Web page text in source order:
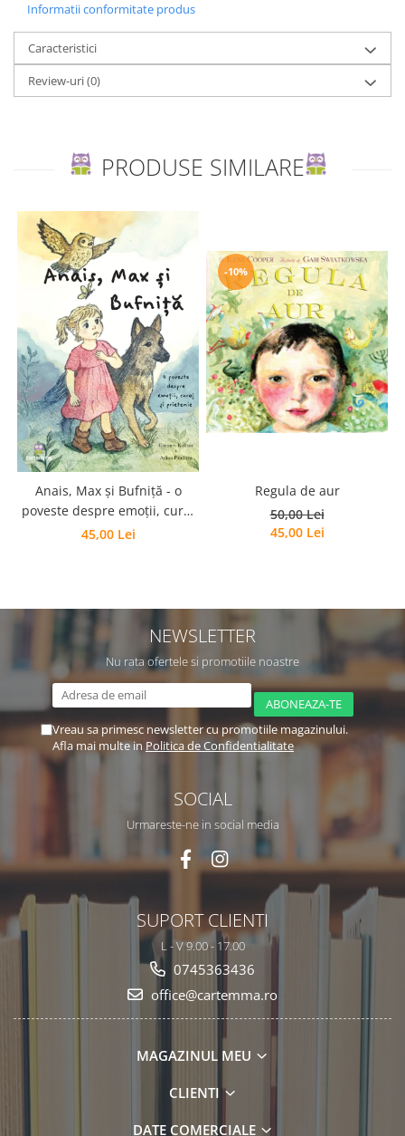
Informatii conformitate produs
Caracteristici
Review-uri(0)
PRODUSE SIMILARE
Anais, Max și Bufniță - o
poveste despre emoții, curaj
și prietenie
45,00 Lei
-10%
Regula de aur
50,00 Lei
45,00 Lei
NEWSLETTER
Nu rata ofertele si promotiile noastre
Vreau sa primesc newsletter cu promotiile magazinului.
Afla mai multe in Politica de Confidentialitate
SOCIAL
Urmareste-ne in social media
SUPORT CLIENTI
L - V 9.00 - 17.00
0745363436
office@cartemma.ro
MAGAZINUL MEU
CLIENTI
DATE COMERCIALE